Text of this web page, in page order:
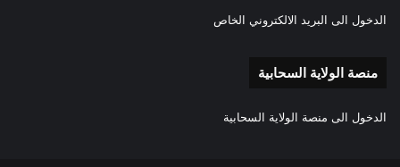
الدخول الى البريد الالكتروني الخاص
منصة الولاية السحابية
الدخول الى منصة الولاية السحابية